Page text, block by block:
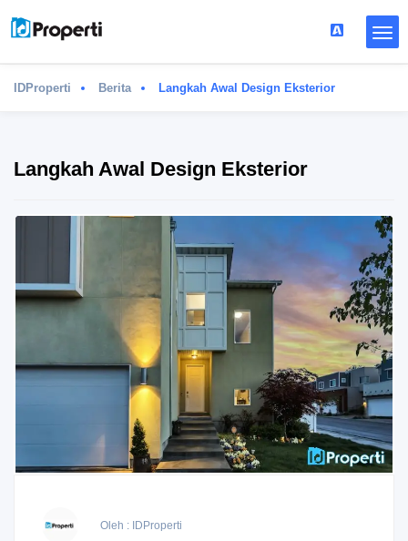
IDProperti Berita Langkah Awal Design Eksterior
Langkah Awal Design Eksterior
Oleh : IDProperti